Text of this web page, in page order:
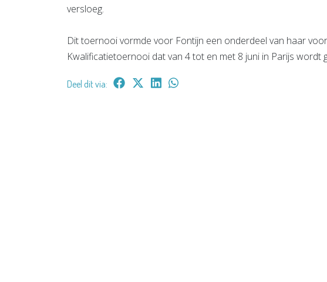
versloeg.
Dit toernooi vormde voor Fontijn een onderdeel van haar
Kwalificatietoernooi dat van 4 tot en met 8 juni in Parijs wordt
Deel dit via: